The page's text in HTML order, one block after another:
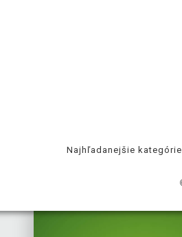
Najhľadanejšie